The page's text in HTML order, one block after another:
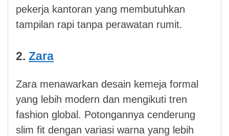
pekerja kantoran yang membutuhkan
tampilan rapi tanpa perawatan rumit.
2. Zara
Zara menawarkan desain kemeja formal
yang lebih modern dan mengikuti tren
fashion global. Potongannya cenderung
slim fit dengan variasi warna yang lebih